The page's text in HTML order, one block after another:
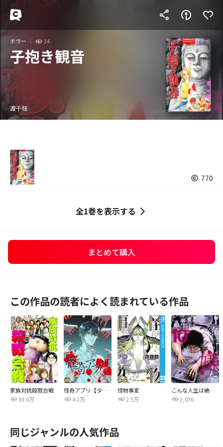
ホラー 24
子抱き観音
渡千枝
770
全1巻を表示する
まとめて購入
この作品の読者によく読まれている作品
家族対抗殺戮合戦
93.0万
怪奇アプリ【タテヨミ】
4.2万
怪物事変
2.5万
こんな人生は絶対嫌だ
2,036
同じジャンルの人気作品